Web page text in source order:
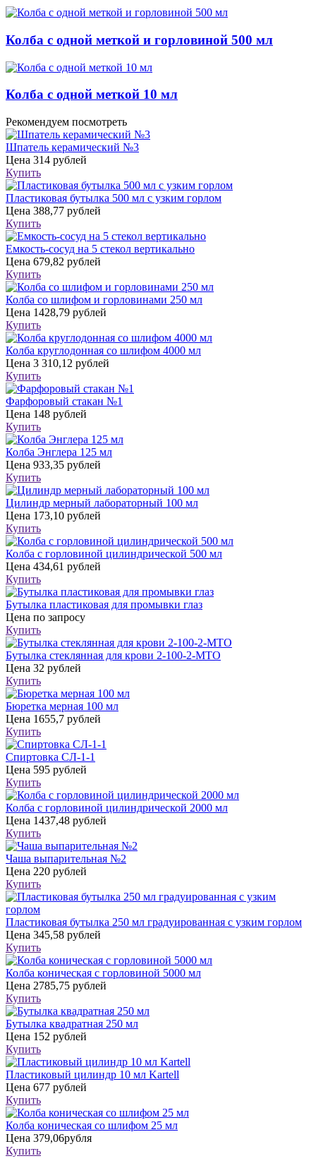
Колба с одной меткой и горловиной 500 мл
Колба с одной меткой 10 мл
Рекомендуем посмотреть
Шпатель керамический №3
Цена 314 рублей
Купить
Пластиковая бутылка 500 мл с узким горлом
Цена 388,77 рублей
Купить
Емкость-сосуд на 5 стекол вертикально
Цена 679,82 рублей
Купить
Колба со шлифом и горловинами 250 мл
Цена 1428,79 рублей
Купить
Колба круглодонная со шлифом 4000 мл
Цена 3 310,12 рублей
Купить
Фарфоровый стакан №1
Цена 148 рублей
Купить
Колба Энглера 125 мл
Цена 933,35 рублей
Купить
Цилиндр мерный лабораторный 100 мл
Цена 173,10 рублей
Купить
Колба с горловиной цилиндрической 500 мл
Цена 434,61 рублей
Купить
Бутылка пластиковая для промывки глаз
Цена по запросу
Купить
Бутылка стеклянная для крови 2-100-2-МТО
Цена 32 рублей
Купить
Бюретка мерная 100 мл
Цена 1655,7 рублей
Купить
Спиртовка СЛ-1-1
Цена 595 рублей
Купить
Колба с горловиной цилиндрической 2000 мл
Цена 1437,48 рублей
Купить
Чаша выпарительная №2
Цена 220 рублей
Купить
Пластиковая бутылка 250 мл градуированная с узким горлом
Цена 345,58 рублей
Купить
Колба коническая с горловиной 5000 мл
Цена 2785,75 рублей
Купить
Бутылка квадратная 250 мл
Цена 152 рублей
Купить
Пластиковый цилиндр 10 мл Kartell
Цена 677 рублей
Купить
Колба коническая со шлифом 25 мл
Цена 379,06рубля
Купить